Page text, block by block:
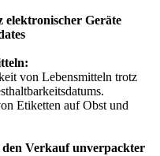
elektronischer Geräte
von Lebensmitteln trotz
Etiketten auf Obst und
Verkauf unverpackter